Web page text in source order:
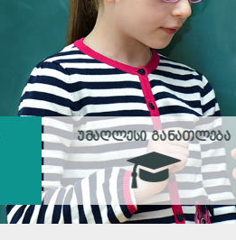
ᲣᲛᲐᲦᲚᲔᲡᲘ ᲒᲐᲜᲐᲗᲚᲔᲑᲐ